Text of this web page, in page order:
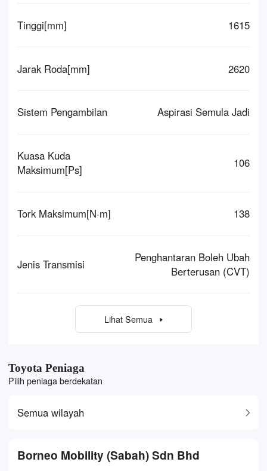
Tinggi[mm] 1615
Jarak Roda[mm] 2620
Sistem Pengambilan Aspirasi Semula Jadi
Kuasa Kuda
Maksimum[Ps]
106
Tork Maksimum[N·m] 138
Jenis Transmisi
Penghantaran Boleh Ubah
Berterusan (CVT)
Lihat Semua
Toyota Peniaga
Pilih peniaga berdekatan
Semua wilayah
Borneo Mobility (Sabah) Sdn Bhd